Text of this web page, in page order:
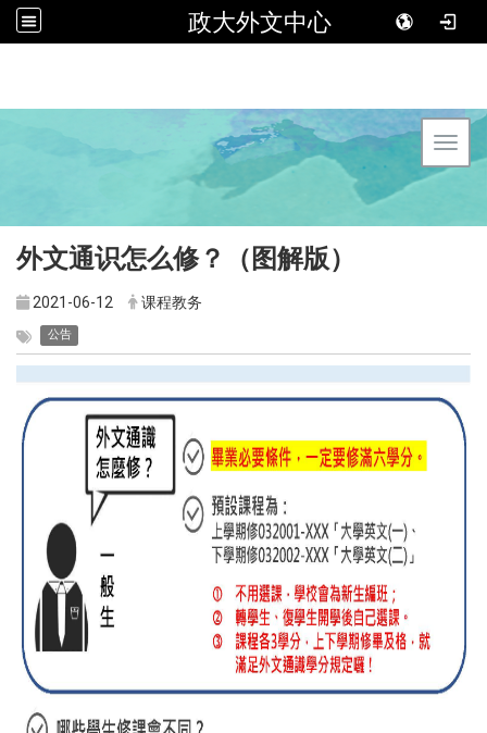
政大外文中心
外文通识怎么修？（图解版）
2021-06-12 课程教务
公告